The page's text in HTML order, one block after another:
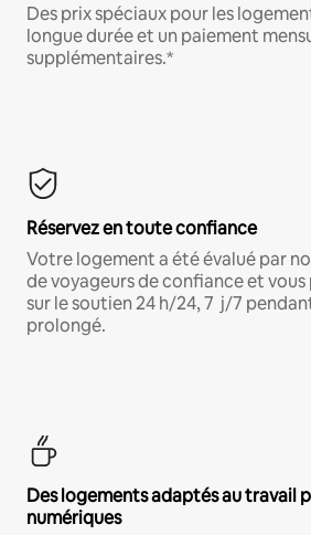
Des prix spéciaux pour les
longue durée et un paiement
supplémentaires.*
Réservez en toute confiance
Votre logement a été évalué par
de voyageurs de confiance et
sur le soutien 24 h/24, 7 j/7
prolongé.
Des logements adaptés au travail
numériques